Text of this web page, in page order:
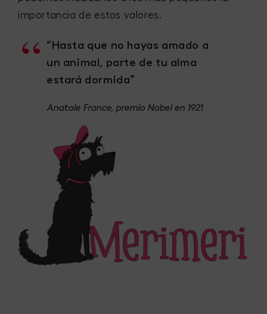
importancia de estos valores.
“Hasta que no hayas amado a
un animal
, parte de tu alma
estará dormida”
Anatole France, premio Nobel en 1921